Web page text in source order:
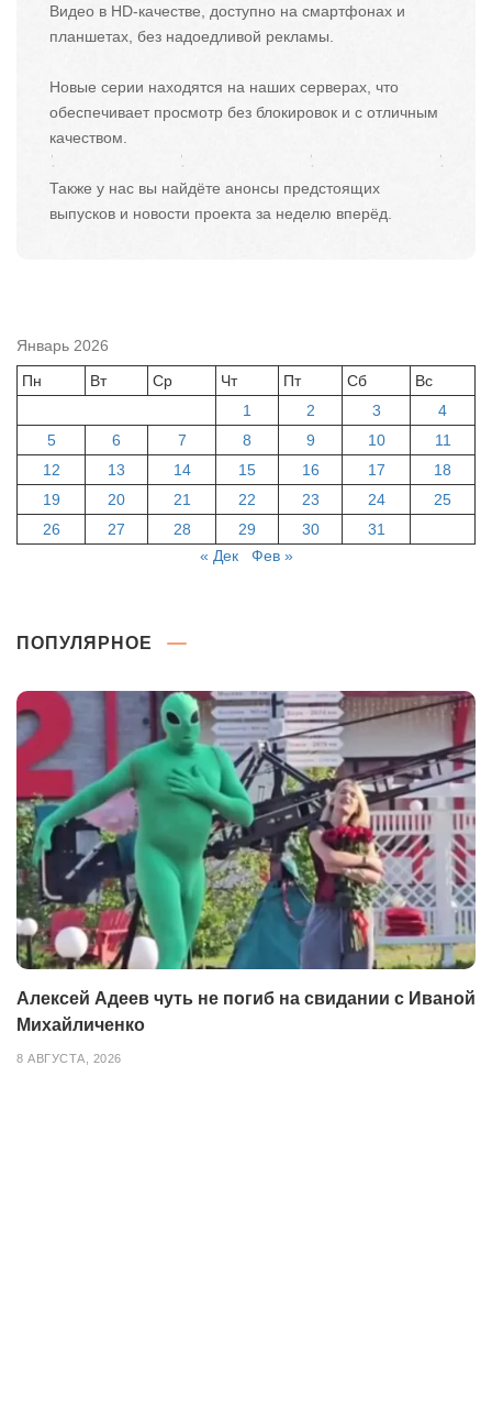
Видео в HD-качестве, доступно на смартфонах и
планшетах, без надоедливой рекламы.
Новые серии находятся на наших серверах, что
обеспечивает просмотр без блокировок и с отличным
качеством.
Также у нас вы найдёте анонсы предстоящих
выпусков и новости проекта за неделю вперёд.
Январь 2026
Пн
Вт Ср Чт Пт Сб
Вс
1
2 3
4
5
6 7 8 9 10
11
12
13 14 15 16 17
18
19
20 21 22 23 24
25
26
27 28 29 30
31
« Дек
Фев »
ПОПУЛЯРНОЕ
Алексей Адеев чуть не погиб на свидании с Иваной
Михайличенко
8 АВГУСТА, 2026